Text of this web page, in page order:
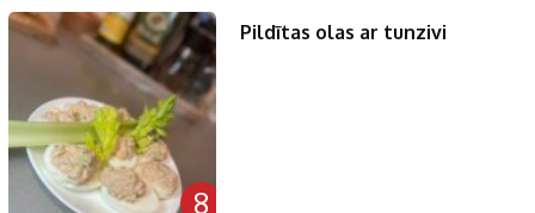
8
Pildītas olas ar tunzivi